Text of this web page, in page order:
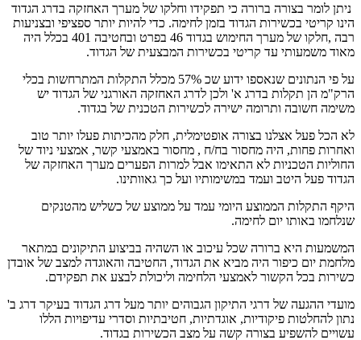
ניתן לומר בצורה ברורה כי תפקידו וחלקו של מערך האחזקה בדרג הגדוד
הינו קריטי בכשירות הגדוד בזמן לחימה. כדי להיות יותר ספציפי ובצניעות
רבה ,חלקו של מערך החימוש בגדוד 46 בפרט ובחטיבה 401 בכלל היה
מאוד משמעותי עד קריטי בכשירות המבצעית של הגדוד.
על פי הנתונים שנאספו ידוע שכ 57% מכלל התקלות המתרחשות בכלי
הרק"מ הן תקלות בדרג א' ולכן לדרג האחזקה האורגני של הגדוד יש
משימה חשובה ותרומה ישירה לכשירות הטכנית של בגדוד.
לא הכל פעל אצלנו בצורה אופטימלית, חלק מהכיתות פעלו יותר טוב
ואחרות פחות, היה מחסור בח/ח , מחסור באמצעי קשר, אמצעי ניוד של
החוליות הטכניות לא התאימו אבל למרות הפערים מערך האחזקה של
הגדוד פעל היטב ועמד במשימותיו ועל כך גאוותינו.
היקף התקלות הממוצע היומי עמד על ממוצע של כשליש מהטנקים
שנלחמו באותו יום לחימה.
המשמעות היא ברורה שכל עיכוב או השהיה בביצוע התיקונים במתאר
מלחמת יום כיפור היה מביא את הגדוד, החטיבה והאוגדה למצב של אובדן
כשירות בכל הקשור לאמצעי הלחימה וליכולת לבצע את תפקידם.
מועדי ההגעה של דרגי התיקון הגבוהים יותר מעל דרג הגדוד בעיקר דרג ב'
נתון להחלטות פיקודיות, אוגדתיות, חטיבתיות וסדרי עדיפויות הללו
עשויים להשפיע בצורה קשה על מצב הכשירות בגדוד.